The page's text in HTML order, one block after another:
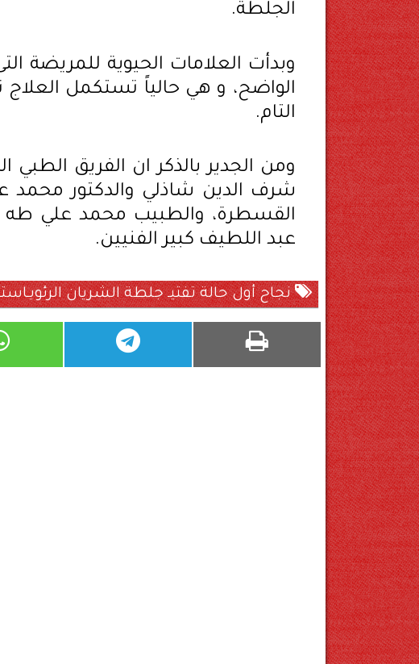
الجلطة.
الواضح، و هي حالياً تستكمل العلاج
التام.
ومن الجدير بالذكر ان الفريق
شرف الدين شاذلي والدكتور محمد
القسطرة، والطبيب محمد علي
عبد اللطيف كبير الفنيين.
نجاح أول حالة تفتيـ جلطة الشريان